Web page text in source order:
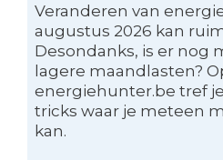
Veranderen van
augustus 2026 kan
Desondanks, is er nog
lagere maandlasten?
energiehunter.be tref
tricks waar je meteen
kan.